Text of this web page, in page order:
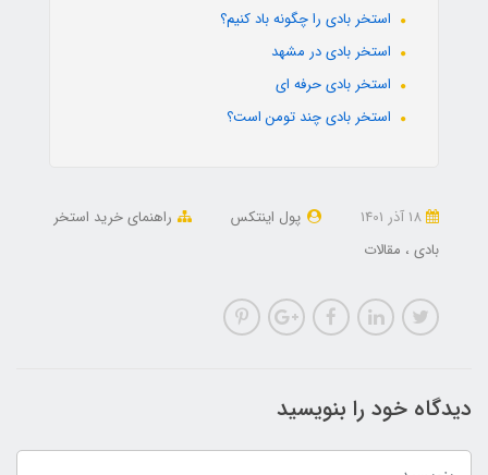
استخر بادی را چگونه باد کنیم؟
استخر بادی در مشهد
استخر بادی حرفه ای
استخر بادی چند تومن است؟
پول اینتکس
راهنمای خرید استخر
بادی
مقالات
دیدگاه خود را بنویسید